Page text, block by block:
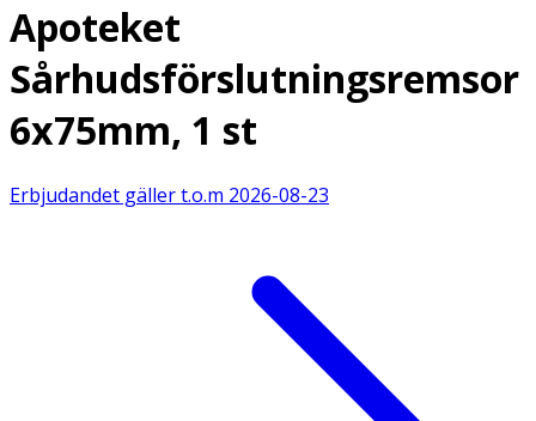
Apoteket
Sårhudsförslutningsremsor
6x75mm, 1 st
Erbjudandet gäller t.o.m 2026-08-23